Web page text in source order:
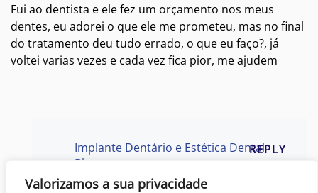
Valorizamos a sua privacidade
Fui ao dentista e ele fez um orçamento nos meus
dentes, eu adorei o que ele me prometeu, mas no final
do tratamento deu tudo errado, o que eu faço?, já
voltei varias vezes e cada vez fica pior, me ajudem
Implante Dentário e Estética Dental
Blog
REPLY